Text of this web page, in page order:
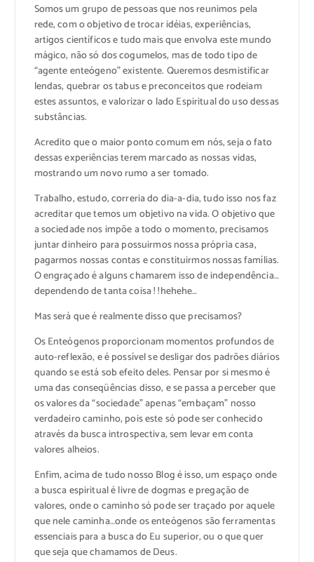
Somos um grupo de pessoas que nos reunimos pela
rede, com o objetivo de trocar idéias, experiências,
artigos científicos e tudo mais que envolva este mundo
mágico, não só dos cogumelos, mas de todo tipo de
“agente enteógeno” existente. Queremos desmistificar
lendas, quebrar os tabus e preconceitos que rodeiam
estes assuntos, e valorizar o lado Espiritual do uso dessas
substâncias.
Acredito que o maior ponto comum em nós, seja o fato
dessas experiências terem marcado as nossas vidas,
mostrando um novo rumo a ser tomado.
Trabalho, estudo, correria do dia-a-dia, tudo isso nos faz
acreditar que temos um objetivo na vida. O objetivo que
a sociedade nos impõe a todo o momento, precisamos
juntar dinheiro para possuirmos nossa própria casa,
pagarmos nossas contas e constituirmos nossas famílias.
O engraçado é alguns chamarem isso de independência…
dependendo de tanta coisa ! !hehehe…
Mas será que é realmente disso que precisamos?
Os Enteógenos proporcionam momentos profundos de
auto-reflexão, e é possível se desligar dos padrões diários
quando se está sob efeito deles. Pensar por si mesmo é
uma das conseqüências disso, e se passa a perceber que
os valores da “sociedade” apenas “embaçam” nosso
verdadeiro caminho, pois este só pode ser conhecido
através da busca introspectiva, sem levar em conta
valores alheios.
Enfim, acima de tudo nosso Blog é isso, um espaço onde
a busca espiritual é livre de dogmas e pregação de
valores, onde o caminho só pode ser traçado por aquele
que nele caminha…onde os enteógenos são ferramentas
essenciais para a busca do Eu superior, ou o que quer
que seja que chamamos de Deus.